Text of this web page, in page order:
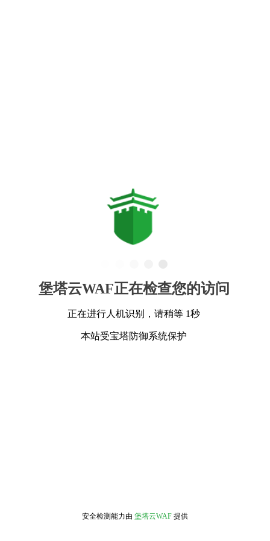
堡塔云WAF正在检查您的访问
正在进行人机识别，请稍等 1秒
本站受宝塔防御系统保护
安全检测能力由 堡塔云WAF 提供